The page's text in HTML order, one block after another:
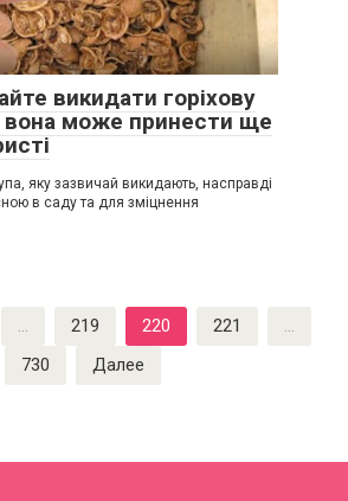
викидати горіхову
вона може принести ще
яку зазвичай викидають, насправді
в саду та для зміцнення
… 219 220 221
…
730
Далее